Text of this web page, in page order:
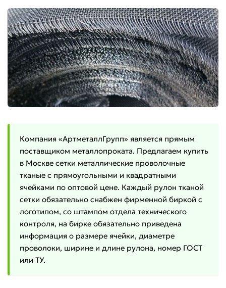
Компания «АртметаллГрупп» является прямым
поставщиком металлопроката. Предлагаем купить
в Москве сетки металлические проволочные
тканые с прямоугольными и квадратными
ячейками по оптовой цене. Каждый рулон тканой
сетки обязательно снабжен фирменной биркой с
логотипом, со штампом отдела технического
контроля, на бирке обязательно приведена
информация о размере ячейки, диаметре
проволоки, ширине и длине рулона, номер ГОСТ
или ТУ.